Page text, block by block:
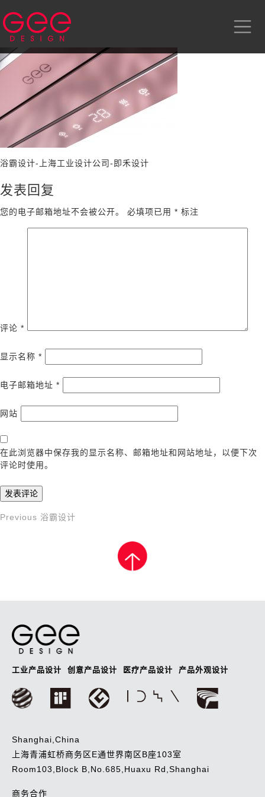
浴霸设计-上海工业设计公司-即禾设计
发表回复
您的电子邮箱地址不会被公开。 必填项已用 * 标注
评论 *
显示名称 *
电子邮箱地址 *
网站
在此浏览器中保存我的显示名称、邮箱地址和网站地址，以便下次
评论时使用。
文
Previous
Previous 浴霸设计
工业产品设计 创意产品设计 医疗产品设计 产品外观设计
Shanghai,China
上海青浦虹桥商务区E通世界南区B座103室
Room103,Block B,No.685,Huaxu Rd,Shanghai
商务合作